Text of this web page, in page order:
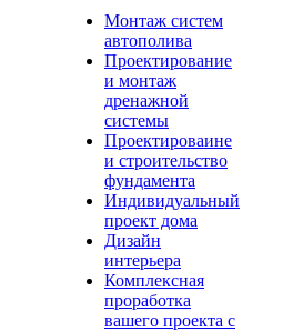
Монтаж систем
автополива
Проектирование
и монтаж
дренажной
системы
Проектироваине
и строительство
фундамента
Индивидуальный
проект дома
Дизайн
интерьера
Комплексная
проработка
вашего проекта с